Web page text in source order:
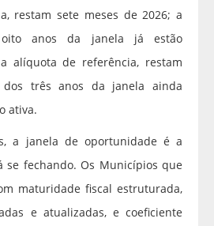
restam sete meses de 2026; a
anos da janela já estão
alíquota de referência, restam
três anos da janela ainda
ativa.
a janela de oportunidade é a
fechando. Os Municípios que
maturidade fiscal estruturada,
e atualizadas, e coeficiente